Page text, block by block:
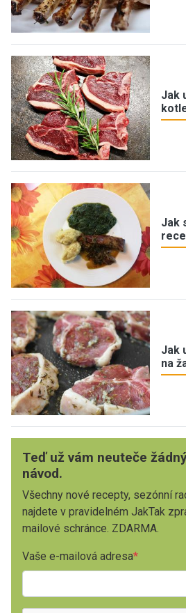
Jak
Jak
Jak
na
Teď už vám neuteče
návod.
Všechny nové recepty, sezónní
najdete v pravidelném JakTak
mailové schránce. ZDARMA.
Vaše e-mailová adresa